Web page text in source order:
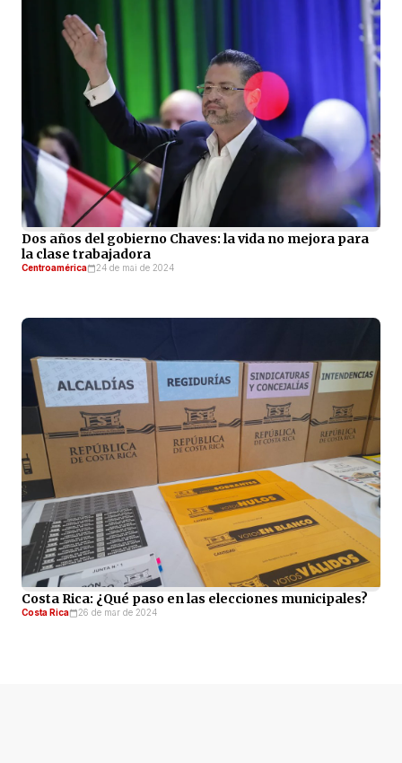
Dos años del gobierno Chaves: la vida no mejora para
la clase trabajadora
Centroamérica 24 de mai de 2024
Costa Rica: ¿Qué paso en las elecciones municipales?
Costa Rica 26 de mar de 2024